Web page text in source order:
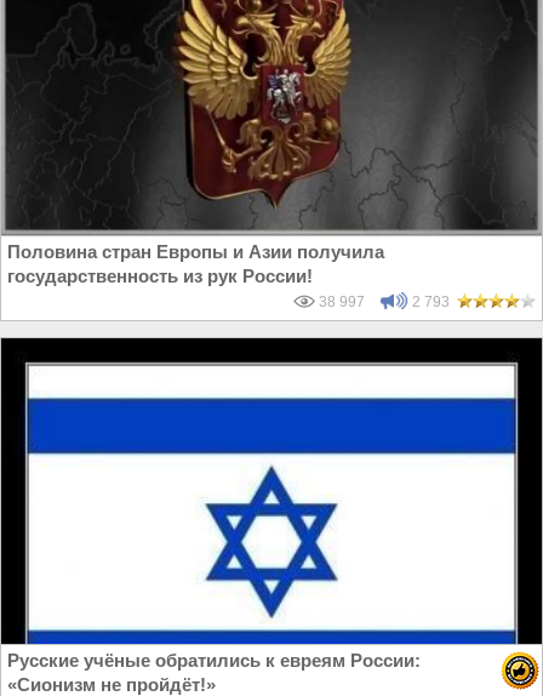
Половина стран Европы и Азии получила
государственность из рук России!
38 997 2 793
Русские учёные обратились к евреям России:
«Сионизм не пройдёт!»